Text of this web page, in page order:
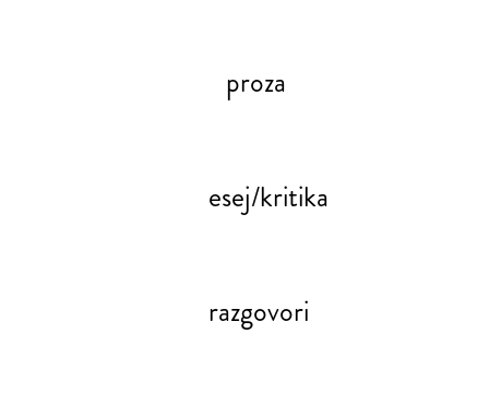
proza
esej/kritika
razgovori